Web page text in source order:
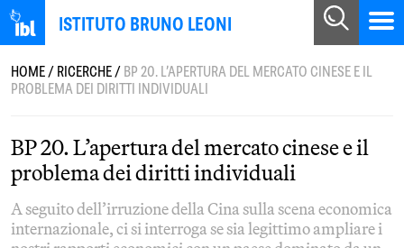
ISTITUTO BRUNO LEONI
HOME/RICERCHE/BP 20. L’APERTURA DEL MERCATO CINESE E IL
PROBLEMA DEI DIRITTI INDIVIDUALI
BP 20. L’apertura del mercato cinese e il
problema dei diritti individuali
A seguito dell’irruzione della Cina sulla scena economica
internazionale, ci si interroga se sia legittimo ampliare i